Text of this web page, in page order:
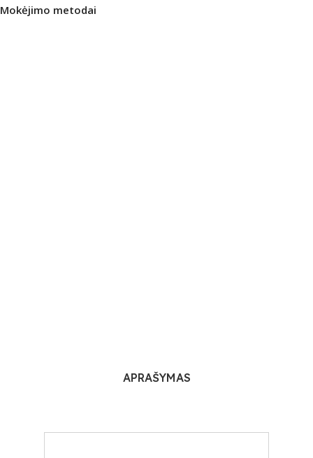
Mokėjimo metodai
APRAŠYMAS